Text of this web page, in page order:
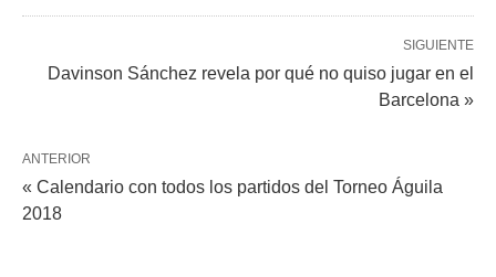
SIGUIENTE
Davinson Sánchez revela por qué no quiso jugar en el
Barcelona »
ANTERIOR
« Calendario con todos los partidos del Torneo Águila
2018